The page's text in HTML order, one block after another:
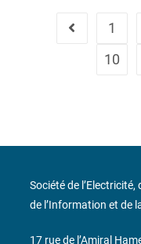
1
10
Société de
de l’Information et de
17 rue de l’Amiral